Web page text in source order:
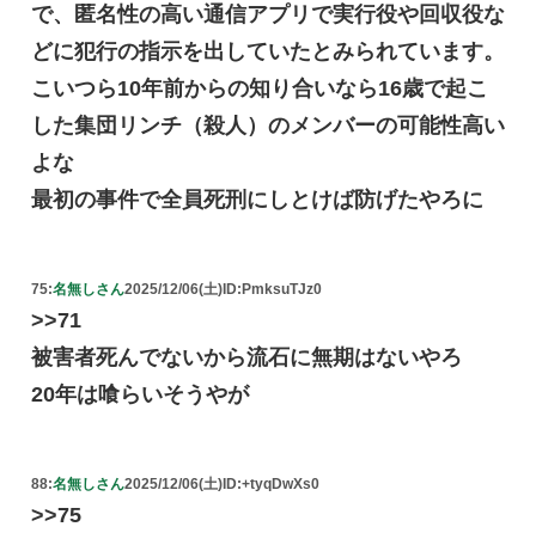
で、匿名性の高い通信アプリで実行役や回収役な
どに犯行の指示を出していたとみられています。
こいつら10年前からの知り合いなら16歳で起こ
した集団リンチ（殺人）のメンバーの可能性高い
よな
最初の事件で全員死刑にしとけば防げたやろに
75:名無しさん2025/12/06(土)ID:PmksuTJz0
>>71
被害者死んでないから流石に無期はないやろ
20年は喰らいそうやが
88:名無しさん2025/12/06(土)ID:+tyqDwXs0
>>75